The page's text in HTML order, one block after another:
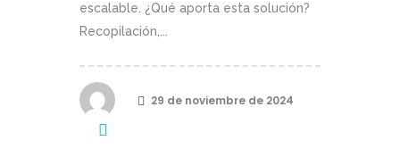
escalable. ¿Qué aporta esta solución?
Recopilación,...
29 de noviembre de 2024